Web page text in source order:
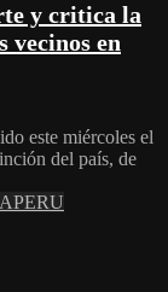
y critica la
vecinos en
este miércoles el
del país, de
PERU